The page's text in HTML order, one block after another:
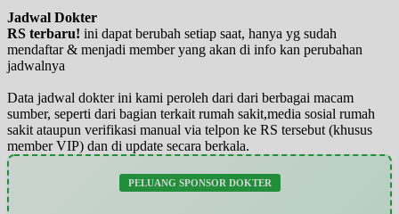
Jadwal Dokter
RS terbaru! ini dapat berubah setiap saat, hanya yg sudah
mendaftar & menjadi member yang akan di info kan perubahan
jadwalnya
Data jadwal dokter ini kami peroleh dari dari berbagai macam
sumber, seperti dari bagian terkait rumah sakit,media sosial rumah
sakit ataupun verifikasi manual via telpon ke RS tersebut (khusus
member VIP) dan di update secara berkala.
PELUANG SPONSOR DOKTER